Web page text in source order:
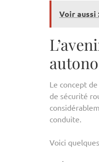
Voir aussi
Le concept
de sécurité
conduite.
Voici